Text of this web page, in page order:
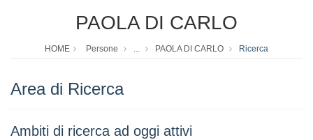
PAOLA DI CARLO
HOME Persone ... PAOLA DI CARLO Ricerca
Area di Ricerca
Ambiti di ricerca ad oggi attivi